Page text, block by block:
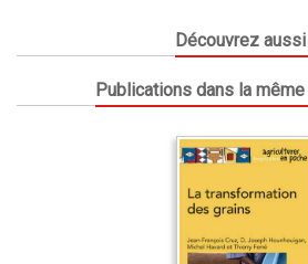
Découvrez aussi
Publications dans la